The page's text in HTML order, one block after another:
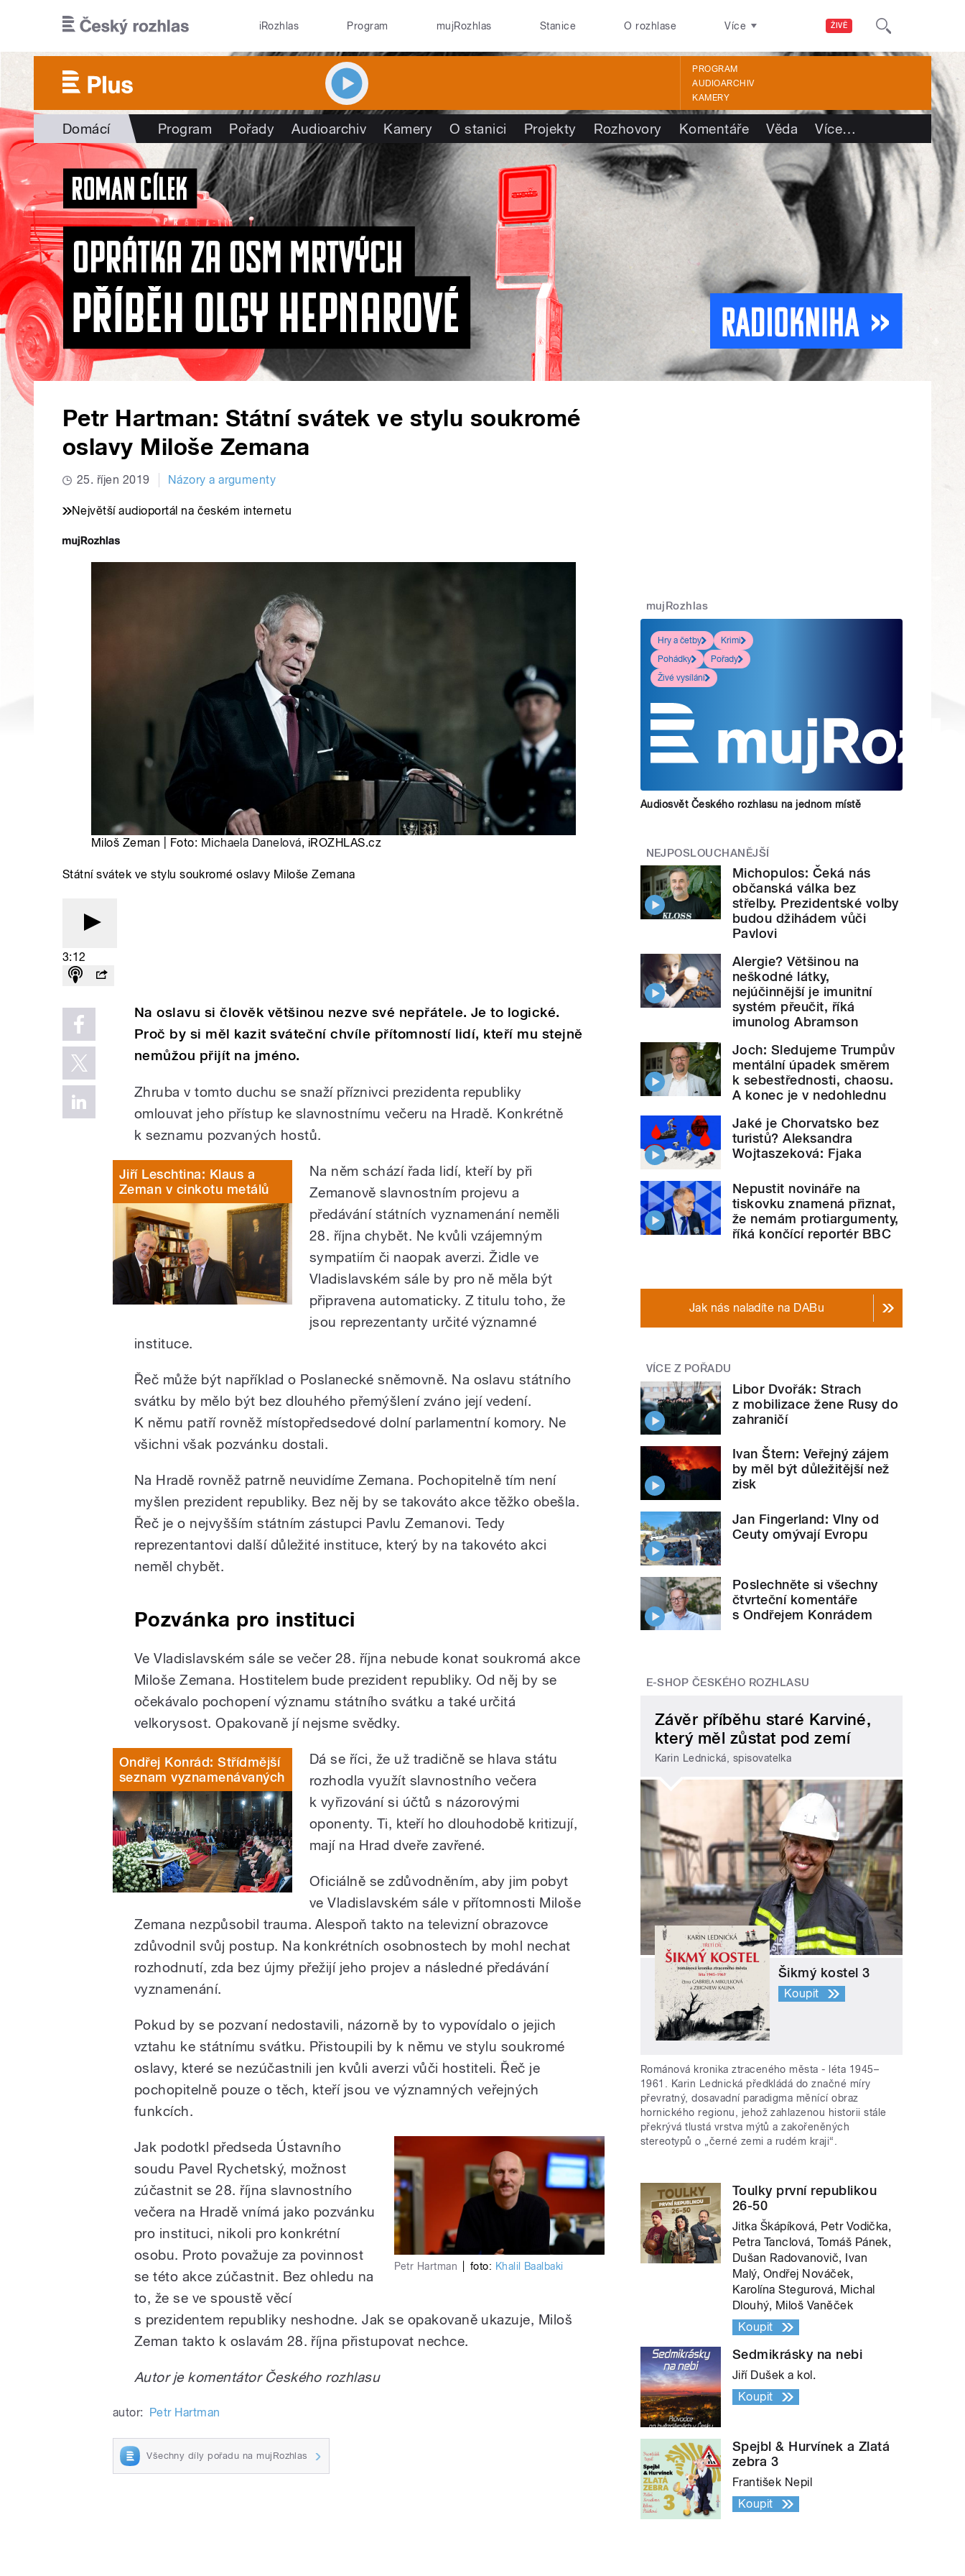
ŽIVĚ
iRozhlas Program mujRozhlas Stanice O rozhlase Více
PROGRAM
AUDIOARCHIV
KAMERY
Domácí Program Pořady Audioarchiv Kamery O stanici Projekty Rozhovory Komentáře Věda Více…
Petr Hartman: Státní svátek ve stylu soukromé
oslavy Miloše Zemana
25. říjen 2019 Názory a argumenty
Největší audioportál na českém internetu
Miloš Zeman | Foto: Michaela Danelová, iROZHLAS.cz
Státní svátek ve stylu soukromé oslavy Miloše Zemana
3:12
Na oslavu si člověk většinou nezve své nepřátele. Je to logické.
Proč by si měl kazit sváteční chvíle přítomností lidí, kteří mu stejně
nemůžou přijít na jméno.
Zhruba v tomto duchu se snaží příznivci prezidenta republiky
omlouvat jeho přístup ke slavnostnímu večeru na Hradě. Konkrétně
k seznamu pozvaných hostů.
Jiří Leschtina: Klaus a
Zeman v cinkotu metálů
Na něm schází řada lidí, kteří by při
Zemanově slavnostním projevu a
předávání státních vyznamenání neměli
28. října chybět. Ne kvůli vzájemným
sympatiím či naopak averzi. Židle ve
Vladislavském sále by pro ně měla být
připravena automaticky. Z titulu toho, že
jsou reprezentanty určité významné
instituce.
Řeč může být například o Poslanecké sněmovně. Na oslavu státního
svátku by mělo být bez dlouhého přemýšlení zváno její vedení.
K němu patří rovněž místopředsedové dolní parlamentní komory. Ne
všichni však pozvánku dostali.
Na Hradě rovněž patrně neuvidíme Zemana. Pochopitelně tím není
myšlen prezident republiky. Bez něj by se takováto akce těžko obešla.
Řeč je o nejvyšším státním zástupci Pavlu Zemanovi. Tedy
reprezentantovi další důležité instituce, který by na takovéto akci
neměl chybět.
Pozvánka pro instituci
Ve Vladislavském sále se večer 28. října nebude konat soukromá akce
Miloše Zemana. Hostitelem bude prezident republiky. Od něj by se
očekávalo pochopení významu státního svátku a také určitá
velkorysost. Opakovaně jí nejsme svědky.
Ondřej Konrád: Střídmější
seznam vyznamenávaných
Dá se říci, že už tradičně se hlava státu
rozhodla využít slavnostního večera
k vyřizování si účtů s názorovými
oponenty. Ti, kteří ho dlouhodobě kritizují,
mají na Hrad dveře zavřené.
Oficiálně se zdůvodněním, aby jim pobyt
ve Vladislavském sále v přítomnosti Miloše
Zemana nezpůsobil trauma. Alespoň takto na televizní obrazovce
zdůvodnil svůj postup. Na konkrétních osobnostech by mohl nechat
rozhodnutí, zda bez újmy přežijí jeho projev a následné předávání
vyznamenání.
Pokud by se pozvaní nedostavili, názorně by to vypovídalo o jejich
vztahu ke státnímu svátku. Přistoupili by k němu ve stylu soukromé
oslavy, které se nezúčastnili jen kvůli averzi vůči hostiteli. Řeč je
pochopitelně pouze o těch, kteří jsou ve významných veřejných
funkcích.
Petr Hartman foto: Khalil Baalbaki
Jak podotkl předseda Ústavního
soudu Pavel Rychetský, možnost
zúčastnit se 28. října slavnostního
večera na Hradě vnímá jako pozvánku
pro instituci, nikoli pro konkrétní
osobu. Proto považuje za povinnost
se této akce zúčastnit. Bez ohledu na
to, že se ve spoustě věcí
s prezidentem republiky neshodne. Jak se opakovaně ukazuje, Miloš
Zeman takto k oslavám 28. října přistupovat nechce.
Autor je komentátor Českého rozhlasu
autor: Petr Hartman
Všechny díly pořadu na mujRozhlas
mujRozhlas
Hry a četby
Krimi
Pohádky
Pořady
Živé vysílání
Audiosvět Českého rozhlasu na jednom místě
NEJPOSLOUCHANĚJŠÍ
Michopulos: Čeká nás
občanská válka bez
střelby. Prezidentské volby
budou džihádem vůči
Pavlovi
Alergie? Většinou na
neškodné látky,
nejúčinnější je imunitní
systém přeučit, říká
imunolog Abramson
Joch: Sledujeme Trumpův
mentální úpadek směrem
k sebestřednosti, chaosu.
A konec je v nedohlednu
Jaké je Chorvatsko bez
turistů? Aleksandra
Wojtaszeková: Fjaka
Nepustit novináře na
tiskovku znamená přiznat,
že nemám protiargumenty,
říká končící reportér BBC
Jak nás naladíte na DABu
VÍCE Z POŘADU
Libor Dvořák: Strach
z mobilizace žene Rusy do
zahraničí
Ivan Štern: Veřejný zájem
by měl být důležitější než
zisk
Jan Fingerland: Vlny od
Ceuty omývají Evropu
Poslechněte si všechny
čtvrteční komentáře
s Ondřejem Konrádem
E-SHOP ČESKÉHO ROZHLASU
Závěr příběhu staré Karviné,
který měl zůstat pod zemí
Karin Lednická, spisovatelka
Šikmý kostel 3
Koupit
Románová kronika ztraceného města - léta 1945–
1961. Karin Lednická předkládá do značné míry
převratný, dosavadní paradigma měnící obraz
hornického regionu, jehož zahlazenou historii stále
překrývá tlustá vrstva mýtů a zakořeněných
stereotypů o „černé zemi a rudém kraji“.
Toulky první republikou
26-50
Jitka Škápíková, Petr Vodička,
Petra Tanclová, Tomáš Pánek,
Dušan Radovanovič, Ivan
Malý, Ondřej Nováček,
Karolína Stegurová, Michal
Dlouhý, Miloš Vaněček
Koupit
Sedmikrásky na nebi
Jiří Dušek a kol.
Koupit
Spejbl & Hurvínek a Zlatá
zebra 3
František Nepil
Koupit